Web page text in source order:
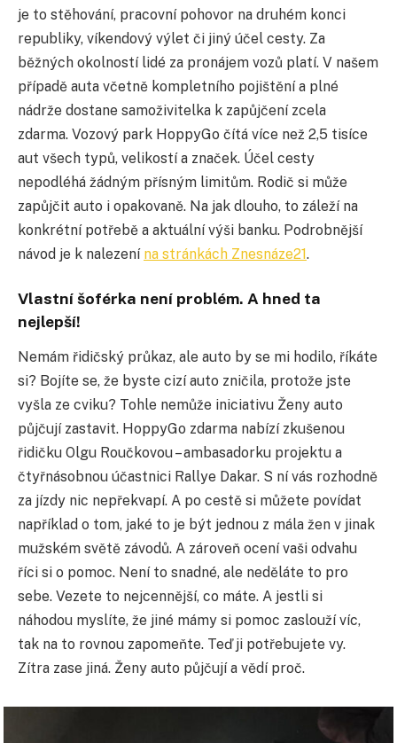
je to stěhování, pracovní pohovor na druhém konci
republiky, víkendový výlet či jiný účel cesty. Za
běžných okolností lidé za pronájem vozů platí. V našem
případě auta včetně kompletního pojištění a plné
nádrže dostane samoživitelka k zapůjčení zcela
zdarma. Vozový park HoppyGo čítá více než 2,5 tisíce
aut všech typů, velikostí a značek. Účel cesty
nepodléhá žádným přísným limitům. Rodič si může
zapůjčit auto i opakovaně. Na jak dlouho, to záleží na
konkrétní potřebě a aktuální výši banku. Podrobnější
návod je k nalezení na stránkách Znesnáze21.
Vlastní šoférka není problém. A hned ta
nejlepší!
Nemám řidičský průkaz, ale auto by se mi hodilo, říkáte
si? Bojíte se, že byste cizí auto zničila, protože jste
vyšla ze cviku? Tohle nemůže iniciativu Ženy auto
půjčují zastavit. HoppyGo zdarma nabízí zkušenou
řidičku Olgu Roučkovou – ambasadorku projektu a
čtyřnásobnou účastnici Rallye Dakar. S ní vás rozhodně
za jízdy nic nepřekvapí. A po cestě si můžete povídat
například o tom, jaké to je být jednou z mála žen v jinak
mužském světě závodů. A zároveň ocení vaši odvahu
říci si o pomoc. Není to snadné, ale neděláte to pro
sebe. Vezete to nejcennější, co máte. A jestli si
náhodou myslíte, že jiné mámy si pomoc zaslouží víc,
tak na to rovnou zapomeňte. Teď ji potřebujete vy.
Zítra zase jiná. Ženy auto půjčují a vědí proč.